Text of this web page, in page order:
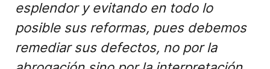
esplendor y evitando en todo lo
posible sus reformas, pues debemos
remediar sus defectos, no por la